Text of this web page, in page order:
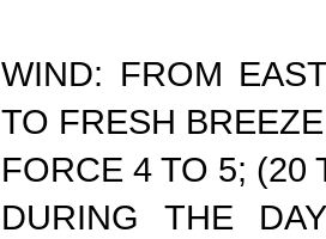
WIND: FROM
TO FRESH
FORCE 4 TO 5; (20
DURING THE